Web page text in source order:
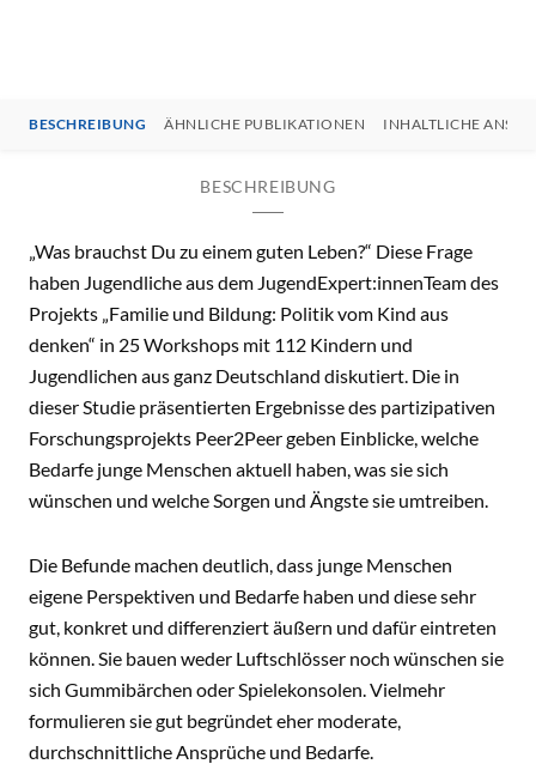
BESCHREIBUNG ÄHNLICHE PUBLIKATIONEN INHALTLICHE
BESCHREIBUNG
„Was brauchst Du zu einem guten Leben?“ Diese Frage
haben Jugendliche aus dem JugendExpert:innenTeam des
Projekts „Familie und Bildung: Politik vom Kind aus
denken“ in 25 Workshops mit 112 Kindern und
Jugendlichen aus ganz Deutschland diskutiert. Die in
dieser Studie präsentierten Ergebnisse des partizipativen
Forschungsprojekts Peer2Peer geben Einblicke, welche
Bedarfe junge Menschen aktuell haben, was sie sich
wünschen und welche Sorgen und Ängste sie umtreiben.
Die Befunde machen deutlich, dass junge Menschen
eigene Perspektiven und Bedarfe haben und diese sehr
gut, konkret und differenziert äußern und dafür eintreten
können. Sie bauen weder Luftschlösser noch wünschen sie
sich Gummibärchen oder Spielekonsolen. Vielmehr
formulieren sie gut begründet eher moderate,
durchschnittliche Ansprüche und Bedarfe.